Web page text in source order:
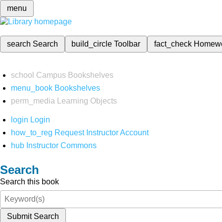
menu
search Search build_circleToolbar fact_check
school Campus Bookshelves
menu_book Bookshelves
perm_media
Learning Objects
login Login
how_to_reg Request Instructor Account
hub Instructor Commons
Search
Search this book
Submit Search